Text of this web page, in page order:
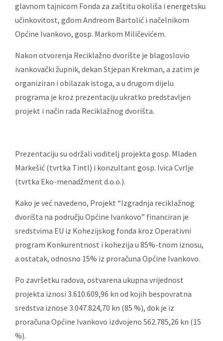
glavnom tajnicom Fonda za zaštitu okoliša i energetsku
učinkovitost, gđom Andreom Bartolić i načelnikom
Općine Ivankovo, gosp. Markom Miličevićem.
Nakon otvorenja Reciklažno dvorište je blagoslovio
ivankovački župnik, dekan Stjepan Krekman, a zatim je
organiziran i obilazak istoga, a u drugom dijelu
programa je kroz prezentaciju ukratko predstavljen
projekt i način rada Reciklažnog dvorišta.
Prezentaciju su održali voditelj projekta gosp. Mladen
Markešić (tvrtka Tintl) i konzultant gosp. Ivica Cvrlje
(tvrtka Eko-menadžment d.o.o.).
Kako je već navedeno, Projekt “Izgradnja reciklažnog
dvorišta na području Općine Ivankovo” financiran je
sredstvima EU iz Kohezijskog fonda kroz Operativni
program Konkurentnost i kohezija u 85%-tnom iznosu,
a ostatak, odnosno 15% iz proračuna Općine Ivankovo.
Po završetku radova, ostvarena ukupna vrijednost
projekta iznosi 3.610.609,96 kn od kojih bespovratna
sredstva iznose 3.047.824,70 kn (85 %), dok je iz
proračuna Općine Ivankovo izdvojeno 562.785,26 kn (15
%).